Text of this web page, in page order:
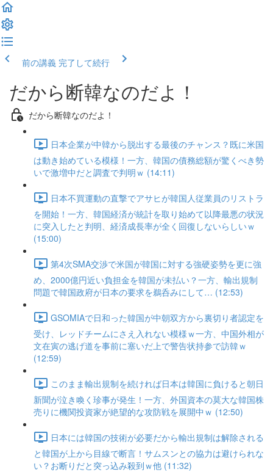
前の講義 完了して続行
だから断韓なのだよ！
だから断韓なのだよ！
日本企業が中韓から脱出する最後のチャンス？既に米国
は動き始めている模様！一方、韓国の債務総額が驚くべき勢
いで激増中だと調査で判明ｗ (14:11)
日本不買運動の直撃でアサヒが韓国人従業員のリストラ
を開始！一方、韓国経済が統計を取り始めて以降最悪の状況
に突入したと判明、経済成長率が全く回復しないらしいｗ
(15:00)
第4次SMA交渉で米国が韓国に対する強硬姿勢を更に強
め、2000億円近い負担金を韓国が未払い？一方、輸出規制
問題で韓国政府が日本の要求を鵜呑みにして… (12:53)
GSOMIAで日和った韓国が中朝双方から裏切り者認定を
受け、レッドチームにさえ入れない模様ｗ一方、中国外相が
文在寅の逃げ道を事前に塞いだ上で警告状持参で訪韓ｗ
(12:59)
このまま輸出規制を続ければ日本は韓国に負けると朝日
新聞が泣き喚く珍事が発生！一方、外国資本の莫大な韓国株
売りに機関投資家が絶望的な攻防戦を展開中ｗ (12:50)
日本には韓国の技術が必要だから輸出規制は解除される
と韓国が上から目線で断言！サムスンとの協力は避けられな
い？お断りだと突っ込み殺到ｗ他 (11:32)